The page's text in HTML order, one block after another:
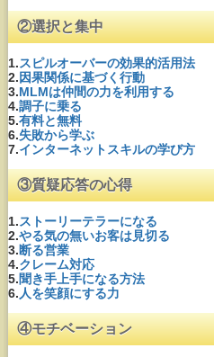
②選択と集中
1.スピルオーバーの効果的活用法
2.因果関係に基づく行動
3.MLMは仲間の力を利用する
4.調子に乗る
5.有料と無料
6.失敗から学ぶ
7.インターネットスキルの学び方
③質疑応答の心得
1.ストーリーテラーになる
2.やる気の無いお客は見切る
3.断る営業
4.クレーム対応
5.聞き手上手になる方法
6.人を笑顔にする力
④モチベーション